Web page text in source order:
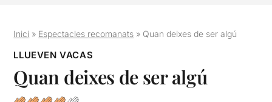
Inici » Espectacles recomanats » Quan deixes de ser algú
LLUEVEN VACAS
Quan deixes de ser algú